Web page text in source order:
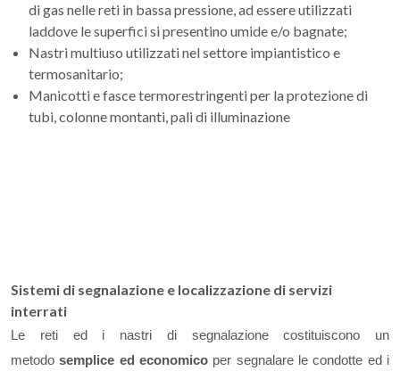
di gas nelle reti in bassa pressione, ad essere utilizzati
laddove le superfici si presentino umide e/o bagnate;
Nastri multiuso utilizzati nel settore impiantistico e
termosanitario;
Manicotti e fasce termorestringenti per la protezione di
tubi, colonne montanti, pali di illuminazione
Sistemi di segnalazione e localizzazione di servizi
interrati
Le reti ed i nastri di segnalazione costituiscono un
metodosemplice ed economico per segnalare le condotte ed i